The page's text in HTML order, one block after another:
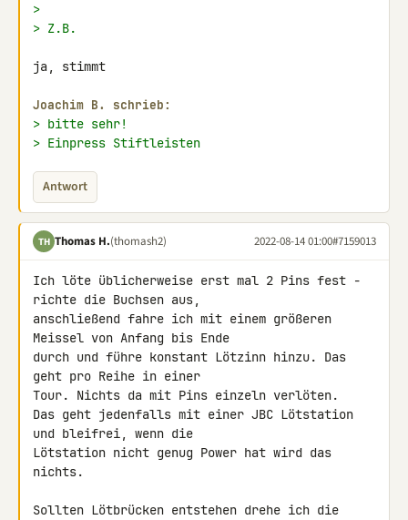
>
> Z.B.
ja, stimmt
Joachim B. schrieb:
> bitte sehr!
> Einpress Stiftleisten
Antwort
TH Thomas H.(thomash2) 2022-08-14 01:00#7159013
Ich löte üblicherweise erst mal 2 Pins fest -
richte die Buchsen aus,
anschließend fahre ich mit einem größeren
Meissel von Anfang bis Ende
durch und führe konstant Lötzinn hinzu. Das
geht pro Reihe in einer
Tour. Nichts da mit Pins einzeln verlöten.
Das geht jedenfalls mit einer JBC Lötstation
und bleifrei, wenn die
Lötstation nicht genug Power hat wird das
nichts.
Sollten Lötbrücken entstehen drehe ich die